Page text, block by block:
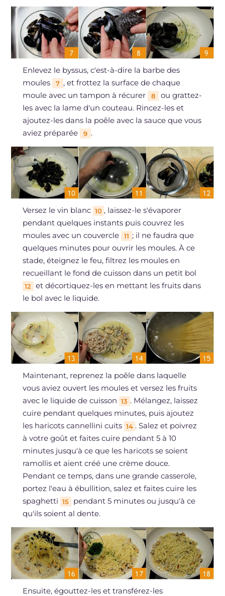
Enlevez le byssus, c'est-à-dire la barbe des
moules
7 , et frottez la surface de chaque
moule avec un tampon à récurer
8
ou grattez-
les avec la lame d'un couteau. Rincez-les et
ajoutez-les dans la poêle avec la sauce que vous
aviez préparée
9 .
Versez le vin blanc 10 , laissez-le s'évaporer
pendant quelques instants puis couvrez les
moules avec un couvercle
11 ; il ne faudra que
quelques minutes pour ouvrir les moules. À ce
stade, éteignez le feu, filtrez les moules en
recueillant le fond de cuisson dans un petit bol
12
et décortiquez-les en mettant les fruits dans
le bol avec le liquide.
Maintenant, reprenez la poêle dans laquelle
vous aviez ouvert les moules et versez les fruits
avec le liquide de cuisson 13 . Mélangez, laissez
cuire pendant quelques minutes, puis ajoutez
les haricots cannellini cuits 14 . Salez et poivrez
à votre goût et faites cuire pendant 5 à 10
minutes jusqu'à ce que les haricots se soient
ramollis et aient créé une crème douce.
Pendant ce temps, dans une grande casserole,
portez l'eau à ébullition, salez et faites cuire les
spaghetti 15
pendant 5 minutes ou jusqu'à ce
qu'ils soient al dente.
Ensuite, égouttez-les et transférez-les